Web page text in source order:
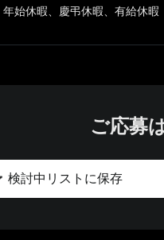
年始休暇、慶弔休暇、有給休暇
ご応募
検討中リストに保存